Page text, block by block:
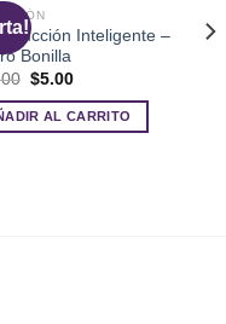
Inteligente –
Bonilla
El
original
era:
$5.00El
actual
es:
AL CARRITO